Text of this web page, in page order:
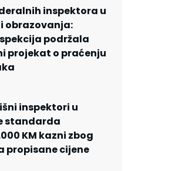
inspektora u
obrazovanja:
podržala
projekat o praćenju
inspektori u
standarda
KM kazni zbog
propisane cijene